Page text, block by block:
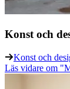
Konst och
Konst och
Läs vidare om